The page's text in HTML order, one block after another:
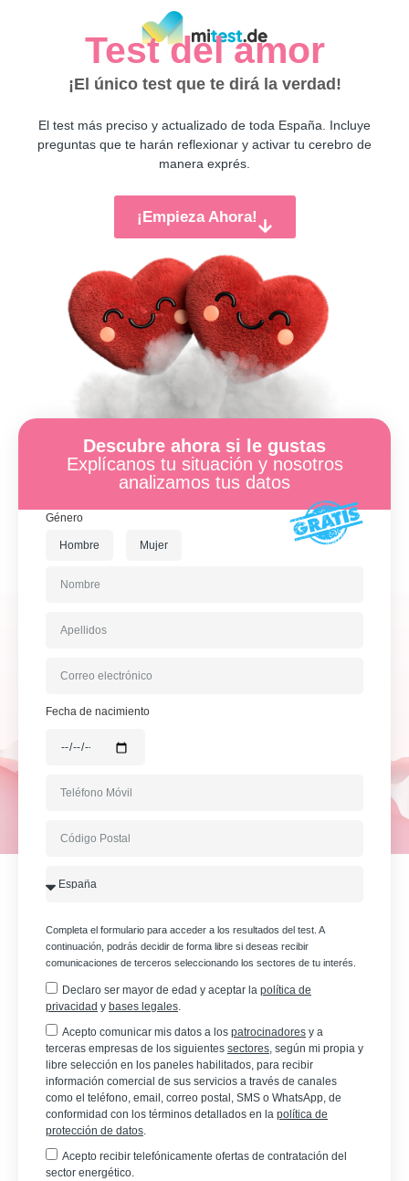
Test del amor
¡El único test que te dirá la verdad!
El test más preciso y actualizado de toda España. Incluye
preguntas que te harán reflexionar y activar tu cerebro de
manera exprés.
¡Empieza Ahora!
Descubre ahora si le gustas
Explícanos tu situación y nosotros
analizamos tus datos
Género
Hombre Mujer
Fecha de nacimiento
Completa el formulario para acceder a los resultados del test. A
continuación, podrás decidir de forma libre si deseas recibir
comunicaciones de terceros seleccionando los sectores de tu interés.
Declaro ser mayor de edad y aceptar la política de
privacidad y bases legales.
Acepto comunicar mis datos a los patrocinadores y a
terceras empresas de los siguientes sectores, según mi propia y
libre selección en los paneles habilitados, para recibir
información comercial de sus servicios a través de canales
como el teléfono, email, correo postal, SMS o WhatsApp, de
conformidad con los términos detallados en la política de
protección de datos.
Acepto recibir telefónicamente ofertas de contratación del
sector energético.